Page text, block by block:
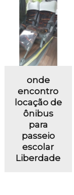
onde
encontro
locação de
ônibus
para
passeio
escolar
Liberdade